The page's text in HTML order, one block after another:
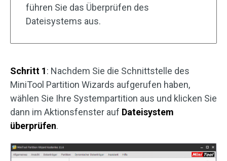
führen Sie das Überprüfen des
Dateisystems aus.
Schritt 1: Nachdem Sie die Schnittstelle des
MiniTool Partition Wizards aufgerufen haben,
wählen Sie Ihre Systempartition aus und klicken Sie
dann im Aktionsfenster auf Dateisystem
überprüfen.